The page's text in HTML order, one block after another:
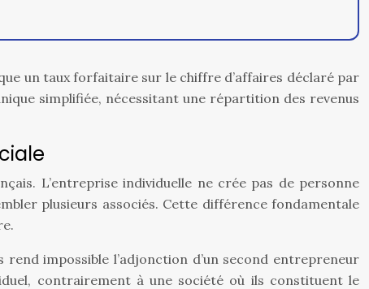
un taux forfaitaire sur le chiffre d’affaires déclaré par
simplifiée, nécessitant une répartition des revenus
L’entreprise individuelle ne crée pas de personne
plusieurs associés. Cette différence fondamentale
impossible l’adjonction d’un second entrepreneur
contrairement à une société où ils constituent le